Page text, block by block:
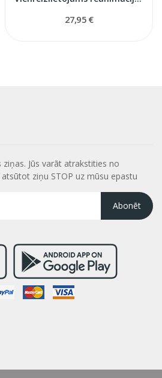
27,95 €
Jūs varāt atrakstities no
ziņu STOP uz mūsu epastu
Abonēt